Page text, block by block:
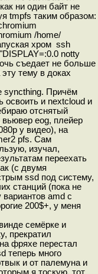
ни один байт не
tmpfs таким образом:
/home/
хром ssh
notty
съедает не больше
тему в доках
syncthing. Причём
освоить и nextcloud и
отснятый
eog, плейер
у видео), на
pfs. Сам
изучал,
переехать
(с двумя
ssd под систему,
станций (пока не
amd с
200$+, у меня
семёрке и
прекратил
фряхе перестал
теперь много
и от палемуна и